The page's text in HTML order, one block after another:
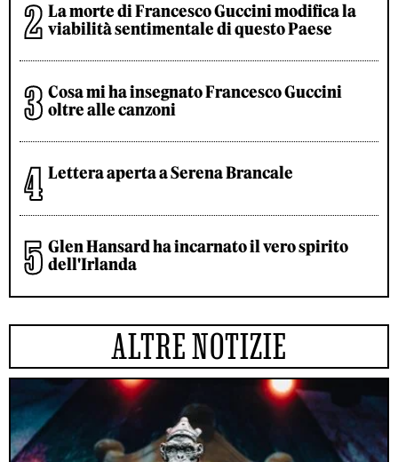
La morte di Francesco Guccini modifica la
viabilità sentimentale di questo Paese
Cosa mi ha insegnato Francesco Guccini
oltre alle canzoni
Lettera aperta a Serena Brancale
Glen Hansard ha incarnato il vero spirito
dell'Irlanda
ALTRE NOTIZIE